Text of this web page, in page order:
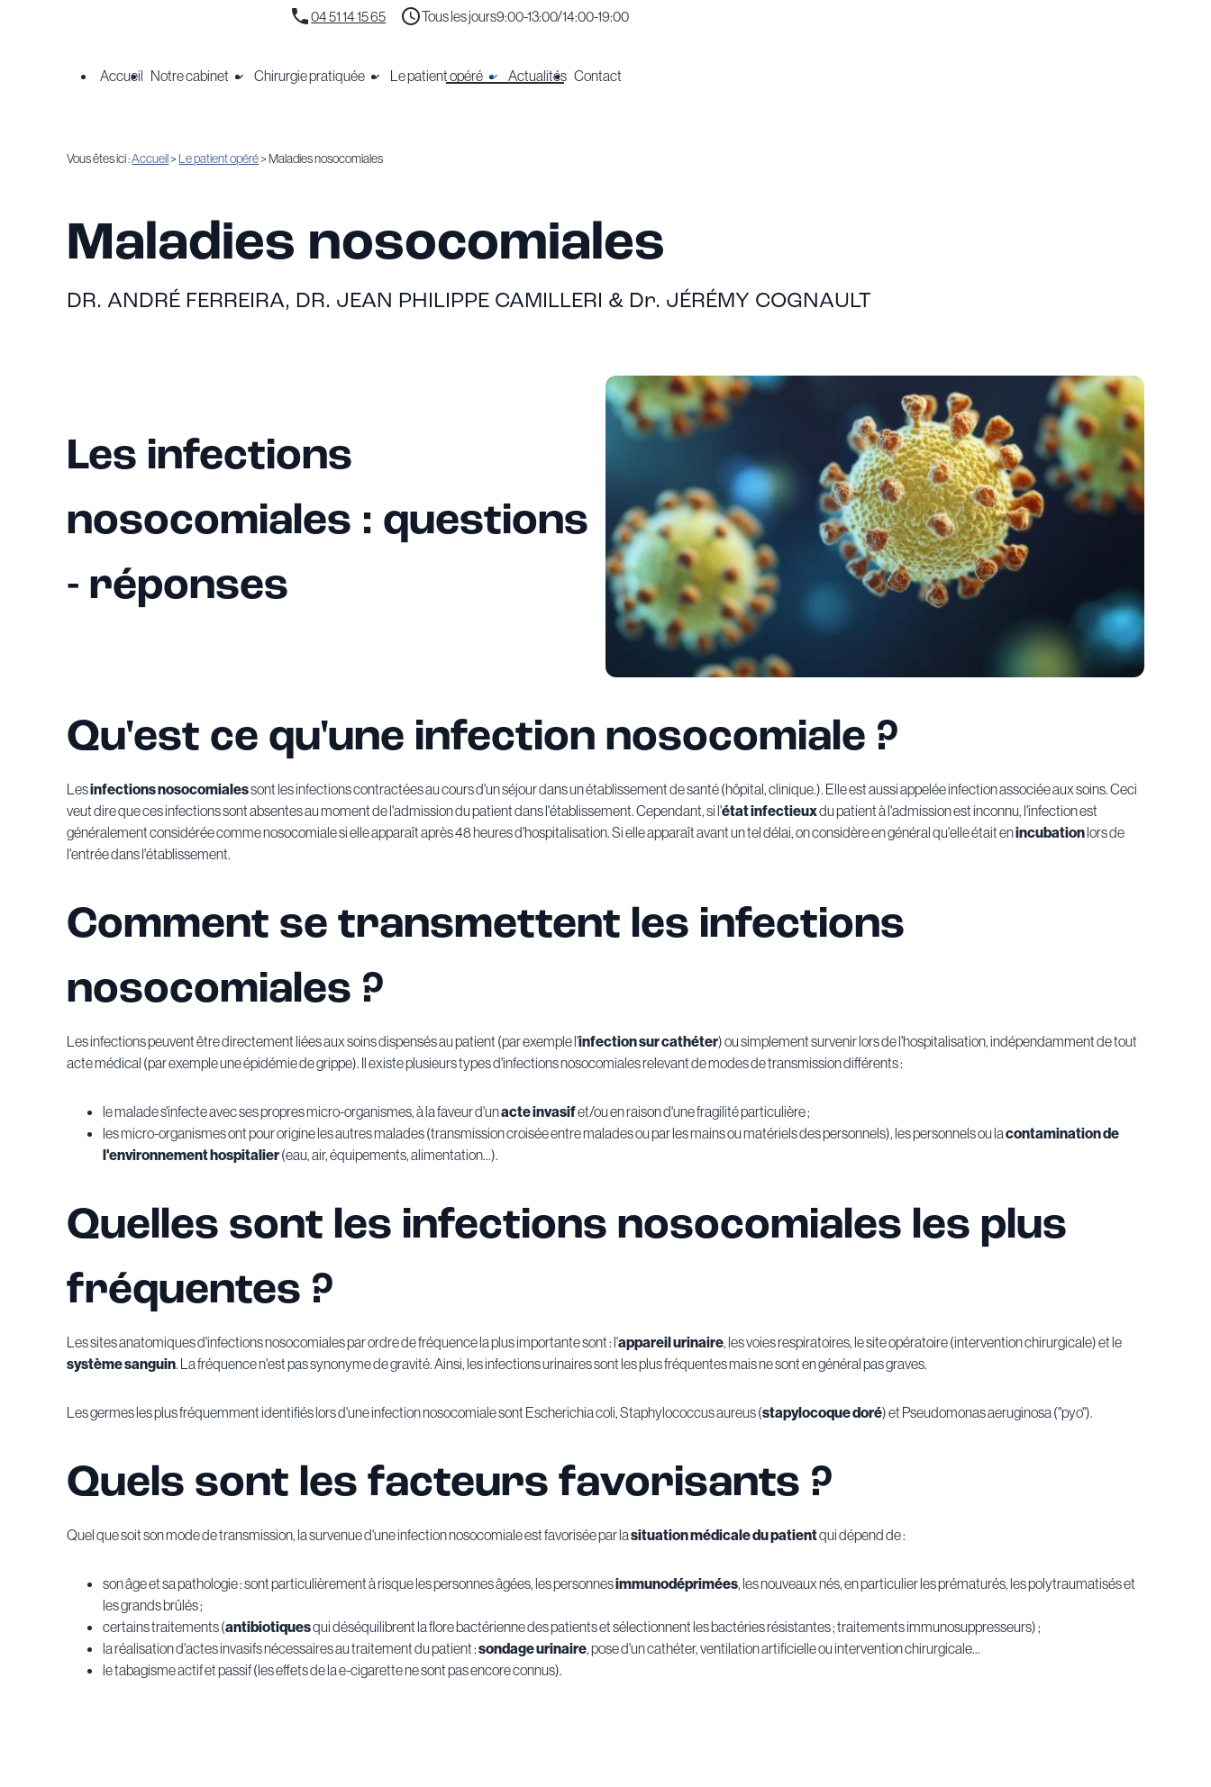
04 51 14 15 65 Tous les jours9:00-13:00/14:00-19:00
Accueil Notre cabinet Chirurgie pratiquée Le patient opéré Actualités Contact
Vous êtes ici :Accueil>Le patient opéré> Maladies nosocomiales
Maladies nosocomiales
DR. ANDRÉ FERREIRA, DR. JEAN PHILIPPE CAMILLERI & Dr. JÉRÉMY COGNAULT
Les infections
nosocomiales : questions
- réponses
Qu'est ce qu'une infection nosocomiale ?
Lesinfections nosocomialessont les infections contractées au cours d'un séjour dans un établissement de santé (hôpital, clinique.). Elle est aussi appelée infection associée aux soins. Ceci
veut dire que ces infections sont absentes au moment de l'admission du patient dans l'établissement. Cependant, si l'état infectieuxdu patient à l'admission est inconnu, l'infection est
généralement considérée comme nosocomiale si elle apparaît après 48 heures d'hospitalisation. Si elle apparaît avant un tel délai, on considère en général qu'elle était enincubationlors de
l'entrée dans l'établissement.
Comment se transmettent les infections
nosocomiales ?
Les infections peuvent être directement liées aux soins dispensés au patient (par exemple l'infection sur cathéter) ou simplement survenir lors de l'hospitalisation, indépendamment de tout
acte médical (par exemple une épidémie de grippe). Il existe plusieurs types d'infections nosocomiales relevant de modes de transmission différents :
le malade s'infecte avec ses propres micro-organismes, à la faveur d'unacte invasifet/ou en raison d'une fragilité particulière ;
les micro-organismes ont pour origine les autres malades (transmission croisée entre malades ou par les mains ou matériels des personnels), les personnels ou lacontamination de
l'environnement hospitalier(eau, air, équipements, alimentation...).
Quelles sont les infections nosocomiales les plus
fréquentes ?
Les sites anatomiques d'infections nosocomiales par ordre de fréquence la plus importante sont : l'appareil urinaire, les voies respiratoires, le site opératoire (intervention chirurgicale) et le
système sanguin. La fréquence n'est pas synonyme de gravité. Ainsi, les infections urinaires sont les plus fréquentes mais ne sont en général pas graves.
Les germes les plus fréquemment identifiés lors d'une infection nosocomiale sont Escherichia coli, Staphylococcus aureus (stapylocoque doré) et Pseudomonas aeruginosa ("pyo").
Quels sont les facteurs favorisants ?
Quel que soit son mode de transmission, la survenue d'une infection nosocomiale est favorisée par lasituation médicale du patientqui dépend de :
son âge et sa pathologie : sont particulièrement à risque les personnes âgées, les personnesimmunodéprimées, les nouveaux nés, en particulier les prématurés, les polytraumatisés et
les grands brûlés ;
certains traitements (antibiotiquesqui déséquilibrent la flore bactérienne des patients et sélectionnent les bactéries résistantes ; traitements immunosuppresseurs) ;
la réalisation d'actes invasifs nécessaires au traitement du patient :sondage urinaire, pose d'un cathéter, ventilation artificielle ou intervention chirurgicale...
le tabagisme actif et passif (les effets de la e-cigarette ne sont pas encore connus).